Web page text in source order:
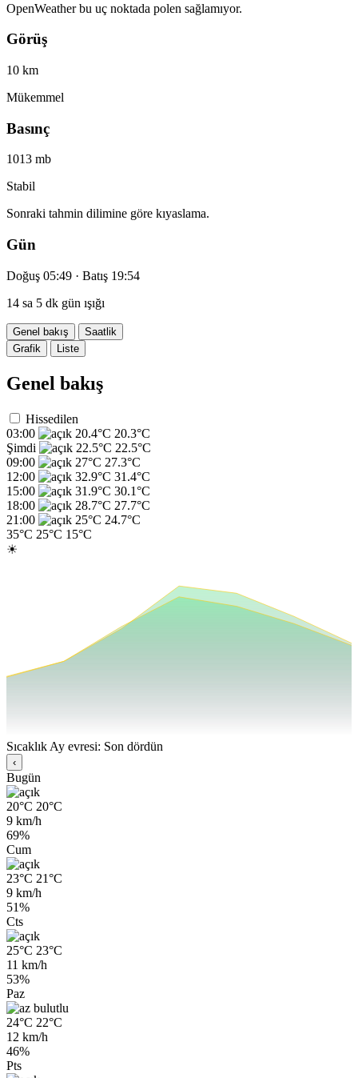
OpenWeather bu uç noktada polen sağlamıyor.
Görüş
10 km
Mükemmel
Basınç
1013 mb
Stabil
Sonraki tahmin dilimine göre kıyaslama.
Gün
Doğuş 05:49 · Batış 19:54
14 sa 5 dk gün ışığı
Genel bakış
Saatlik
Grafik
Liste
Genel bakış
Hissedilen
03:00
20.4°C 20.3°C
Şimdi
22.5°C 22.5°C
09:00
27°C 27.3°C
12:00
32.9°C 31.4°C
15:00
31.9°C 30.1°C
18:00
28.7°C 27.7°C
21:00
25°C 24.7°C
35°C 25°C 15°C
☀
Sıcaklık Ay evresi: Son dördün
‹
Bugün
20°C 20°C
9 km/h
69%
Cum
23°C 21°C
9 km/h
51%
Cts
25°C 23°C
11 km/h
53%
Paz
24°C 22°C
12 km/h
46%
Pts